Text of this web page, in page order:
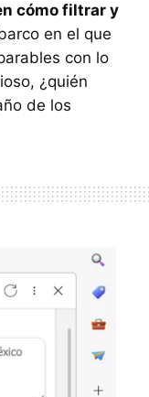
cómo filtrar y
en el que
con lo
¿quién
de los